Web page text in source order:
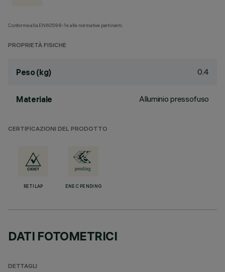
Conforme alla EN60598-1 e alle normative pertinenti.
PROPRIETÀ FISICHE
Peso (kg) 0.4
Materiale Alluminio pressofuso
CERTIFICAZIONI DEL PRODOTTO
RETILAP ENEC PENDING
DATI FOTOMETRICI
DETTAGLI